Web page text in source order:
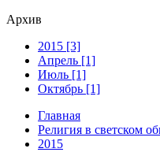
Архив
2015 [3]
Апрель [1]
Июль [1]
Октябрь [1]
Главная
Религия в светском
2015